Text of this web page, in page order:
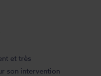
et très
son intervention